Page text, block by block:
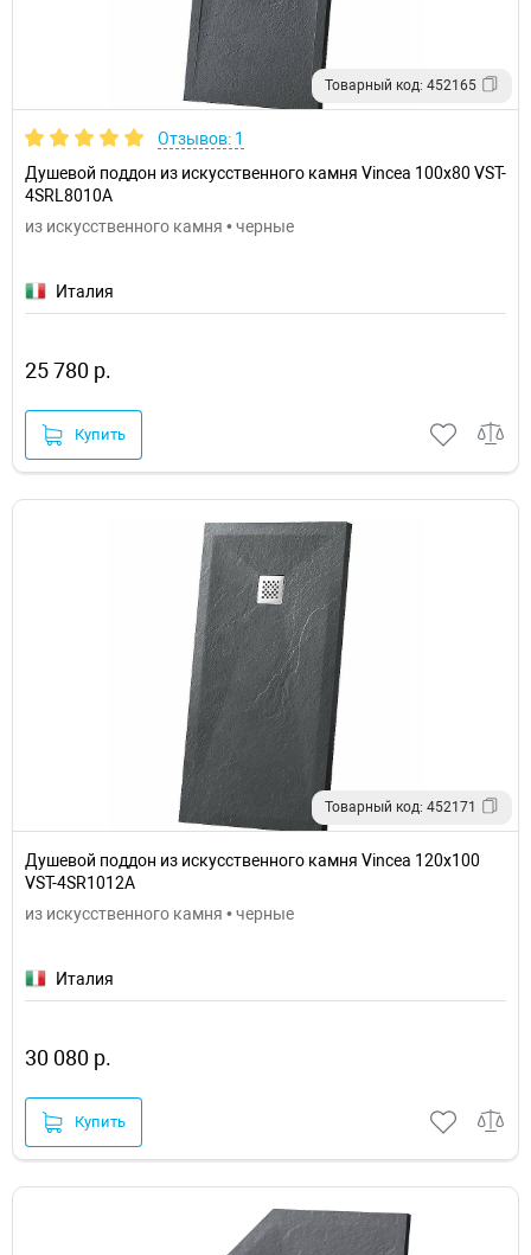
Товарный код: 452165
Отзывов: 1
Душевой поддон из искусственного камня Vincea 100x80 VST-
4SRL8010A
из искусственного камня • черные
Италия
25 780 р.
Купить
Товарный код: 452171
Душевой поддон из искусственного камня Vincea 120x100
VST-4SR1012A
из искусственного камня • черные
Италия
30 080 р.
Купить